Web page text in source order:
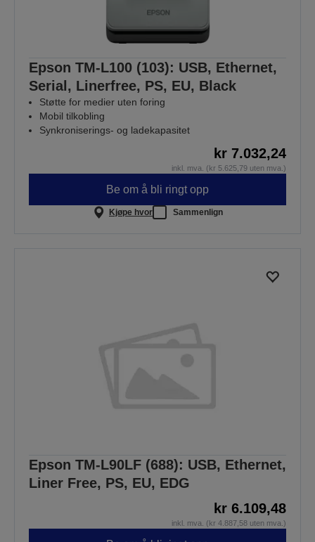
Epson TM-L100 (103): USB, Ethernet,
Serial, Linerfree, PS, EU, Black
Støtte for medier uten foring
Mobil tilkobling
Synkroniserings- og ladekapasitet
kr 7.032,24
inkl. mva. (kr 5.625,79 uten mva.)
Be om å bli ringt opp
Kjøpe hvor Sammenlign
Epson TM-L90LF (688): USB, Ethernet,
Liner Free, PS, EU, EDG
kr 6.109,48
inkl. mva. (kr 4.887,58 uten mva.)